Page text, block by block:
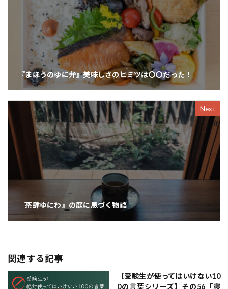
『まほうのゆに弁』美味しさのヒミツは〇〇だった！
Next
『茶肆ゆにわ』の庭に息づく物語
関連する記事
【受験生が使ってはいけない10
0の言葉シリーズ】その56「寝